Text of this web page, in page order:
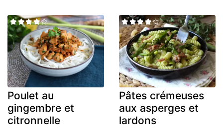
Poulet au
gingembre et
citronnelle
Pâtes crémeuses
aux asperges et
lardons